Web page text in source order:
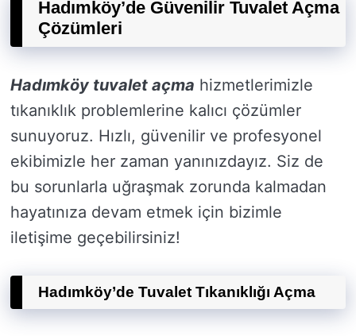
Hadımköy’de Güvenilir Tuvalet Açma
Çözümleri
Hadımköy tuvalet açma hizmetlerimizle
tıkanıklık problemlerine kalıcı çözümler
sunuyoruz. Hızlı, güvenilir ve profesyonel
ekibimizle her zaman yanınızdayız. Siz de
bu sorunlarla uğraşmak zorunda kalmadan
hayatınıza devam etmek için bizimle
iletişime geçebilirsiniz!
Hadımköy’de Tuvalet Tıkanıklığı Açma